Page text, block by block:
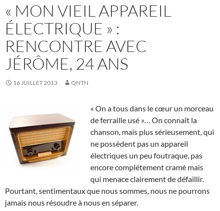
« MON VIEIL APPAREIL
ÉLECTRIQUE » :
RENCONTRE AVEC
JÉRÔME, 24 ANS
16 JUILLET 2013 QNTN
« On a tous dans le cœur un morceau
de ferraille usé »… On connaît la
chanson, mais plus sérieusement, qui
ne possèdent pas un appareil
électriques un peu foutraque, pas
encore complétement cramé mais
qui menace clairement de défaillir.
Pourtant, sentimentaux que nous sommes, nous ne pourrons
jamais nous résoudre à nous en séparer.